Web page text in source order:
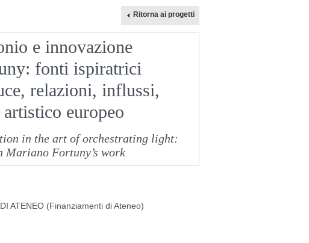
e innovazione
fonti ispiratrici
relazioni, influssi,
europeo
in the art of orchestrating light:
Mariano Fortuny’s work
ATENEO (Finanziamenti di Ateneo)